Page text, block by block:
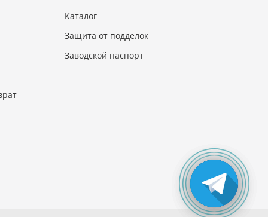
Каталог
Защита от подделок
Заводской паспорт